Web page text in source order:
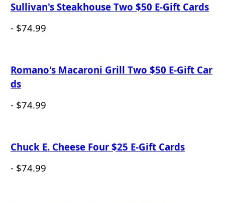
Sullivan's Steakhouse Two $50 E-Gift Cards
- $74.99
Romano's Macaroni Grill Two $50 E-Gift Car
ds
- $74.99
Chuck E. Cheese Four $25 E-Gift Cards
- $74.99